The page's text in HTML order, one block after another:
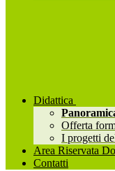
Didattica
Offerta
I progetti
Area Riservata
Contatti